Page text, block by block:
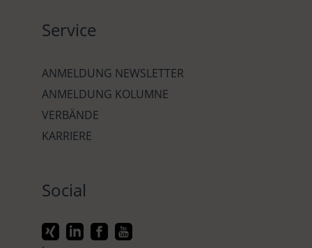
Service
ANMELDUNG NEWSLETTER
ANMELDUNG KOLUMNE
VERBÄNDE
KARRIERE
Social